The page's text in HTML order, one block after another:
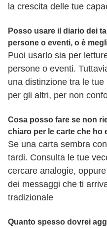
la crescita delle tue
Posso usare il diario dei
persone o eventi, o è
Puoi usarlo sia per
persone o eventi.
una distinzione tra le
per gli altri, per non
Cosa posso fare se non
chiaro per le carte che ho
Se una carta sembra
tardi. Consulta le tue
cercare analogie,
dei messaggi che ti
tradizionale
Quanto spesso dovrei